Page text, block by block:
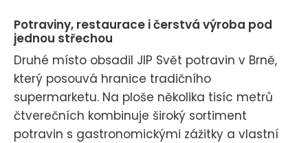
Potraviny, restaurace i čerstvá výroba pod
jednou střechou
Druhé místo obsadil JIP Svět potravin v Brně,
který posouvá hranice tradičního
supermarketu. Na ploše několika tisíc metrů
čtverečních kombinuje široký sortiment
potravin s gastronomickými zážitky a vlastní